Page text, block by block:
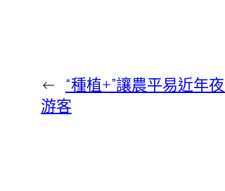
← “種植+”讓農平易近年
游客